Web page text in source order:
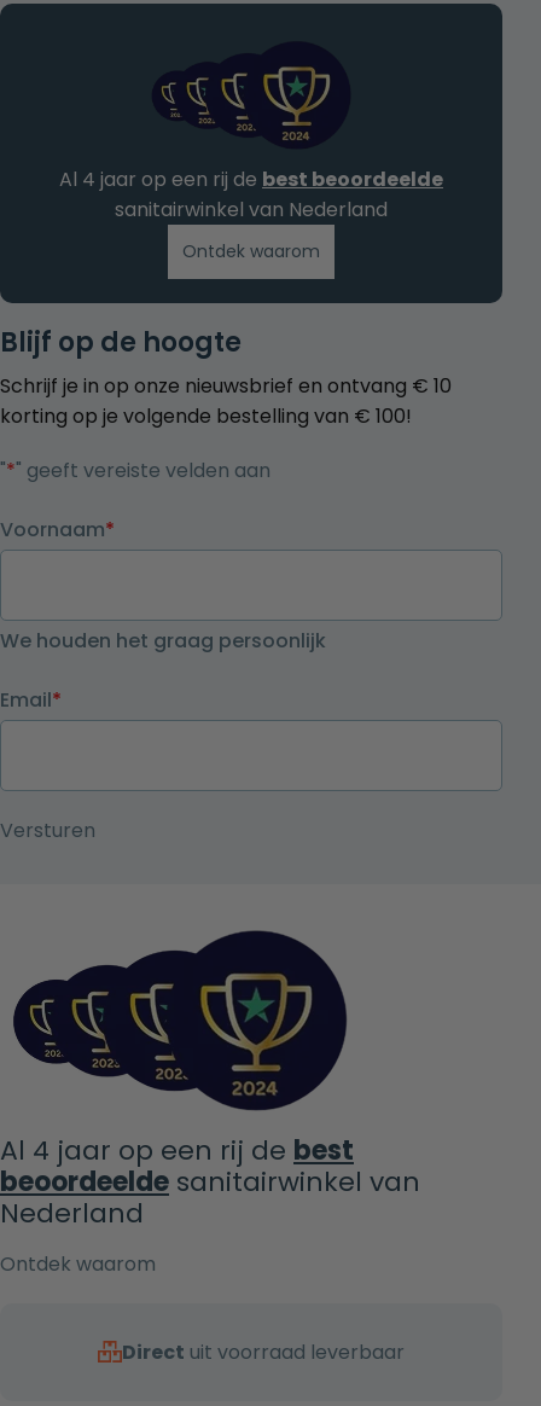
Blijf op de hoogte
Schrijf je in op onze nieuwsbrief en ontvang € 10
korting op je volgende bestelling van € 100!
"*" geeft vereiste velden aan
Voornaam*
We houden het graag persoonlijk
Email*
Al 4 jaar op een rij de best beoordeelde
sanitairwinkel van Nederland
Ontdek waarom
Al 4 jaar op een rij de best
beoordeelde sanitairwinkel van
Nederland
Ontdek waarom
Direct uit voorraad leverbaar